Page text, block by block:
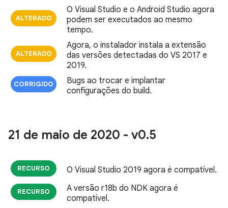
ALTERADO
O Visual Studio e o Android Studio agora
podem ser executados ao mesmo
tempo.
ALTERADO
Agora, o instalador instala a extensão
das versões detectadas do VS 2017 e
2019.
CORRIGIDO
Bugs ao trocar e implantar
configurações do build.
21 de maio de 2020 - v0.5
RECURSO O Visual Studio 2019 agora é compatível.
RECURSO
A versão r18b do NDK agora é
compatível.